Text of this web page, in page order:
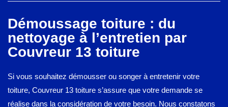
Démoussage toiture : du
nettoyage à l’entretien par
Couvreur 13 toiture
Si vous souhaitez démousser ou songer à entretenir votre
toiture, Couvreur 13 toiture s’assure que votre demande se
réalise dans la considération de votre besoin. Nous constatons